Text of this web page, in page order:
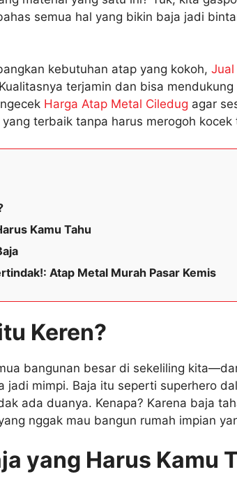
semua hal yang bikin baja jadi
kebutuhan atap yang kokoh, Jual
terjamin dan bisa
Harga Atap Metal Ciledug agar
terbaik tanpa harus merogoh kocek
Kamu Tahu
Atap Metal Murah Pasar Kemis
Keren?
bangunan besar di sekeliling
mimpi. Baja itu seperti superhero
ada duanya. Kenapa? Karena baja
nggak mau bangun rumah impian
yang Harus Kamu